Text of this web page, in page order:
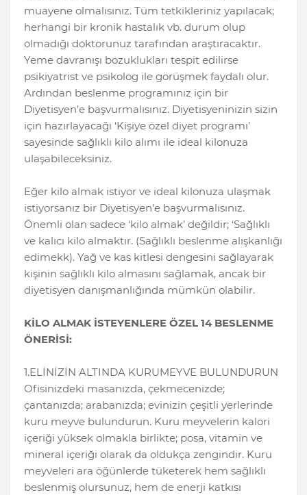
muayene olmalısınız. Tüm tetkikleriniz yapılacak;
herhangi bir kronik hastalık vb. durum olup
olmadığı doktorunuz tarafından araştıracaktır.
Yeme davranışı bozuklukları tespit edilirse
psikiyatrist ve psikolog ile görüşmek faydalı olur.
Ardından beslenme programınız için bir
Diyetisyen’e başvurmalısınız. Diyetisyeninizin sizin
için hazırlayacağı ‘Kişiye özel diyet programı’
sayesinde sağlıklı kilo alımı ile ideal kilonuza
ulaşabileceksiniz.
Eğer kilo almak istiyor ve ideal kilonuza ulaşmak
istiyorsanız bir Diyetisyen’e başvurmalısınız.
Önemli olan sadece ‘kilo almak’ değildir; ‘Sağlıklı
ve kalıcı kilo almaktır. (Sağlıklı beslenme alışkanlığı
edimekk). Yağ ve kas kitlesi dengesini sağlayarak
kişinin sağlıklı kilo almasını sağlamak, ancak bir
diyetisyen danışmanlığında mümkün olabilir.
KİLO ALMAK İSTEYENLERE ÖZEL 14 BESLENME
ÖNERİSİ:
1.ELİNİZİN ALTINDA KURUMEYVE BULUNDURUN
Ofisinizdeki masanızda, çekmecenizde;
çantanızda; arabanızda; evinizin çeşitli yerlerinde
kuru meyve bulundurun. Kuru meyvelerin kalori
içeriği yüksek olmakla birlikte; posa, vitamin ve
mineral içeriği olarak da oldukça zengindir. Kuru
meyveleri ara öğünlerde tüketerek hem sağlıklı
beslenmiş olursunuz, hem de enerji katkısı